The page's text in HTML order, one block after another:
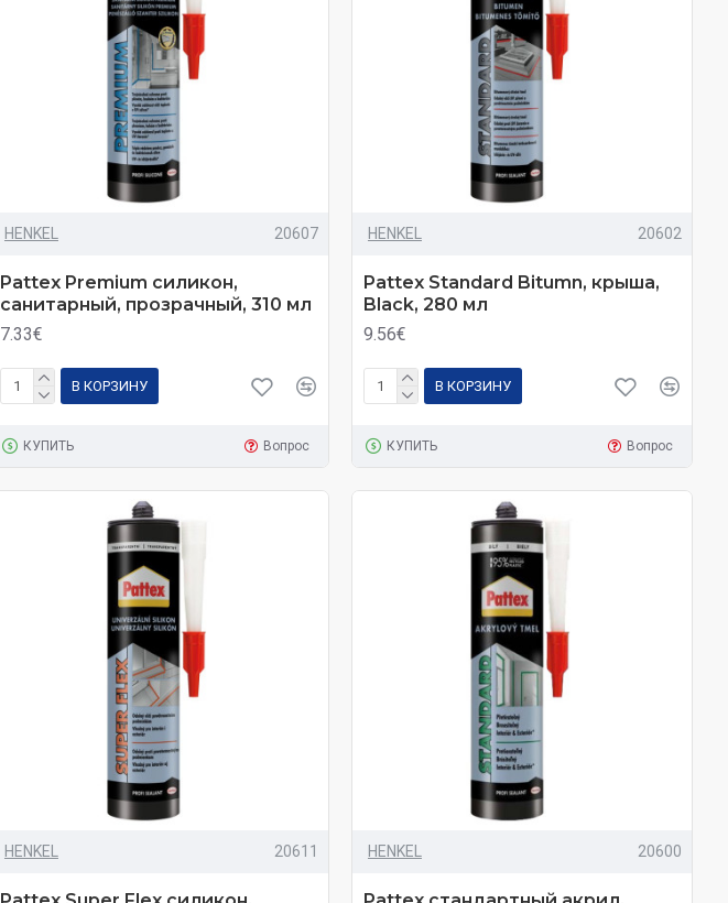
HENKEL 20607
Pattex Premium силикон,
санитарный, прозрачный, 310 мл
7.33€
В КОРЗИНУ
КУПИТЬ Вопрос
HENKEL 20602
Pattex Standard Bitumn, крыша,
Black, 280 мл
9.56€
В КОРЗИНУ
КУПИТЬ Вопрос
HENKEL 20611 HENKEL 20600